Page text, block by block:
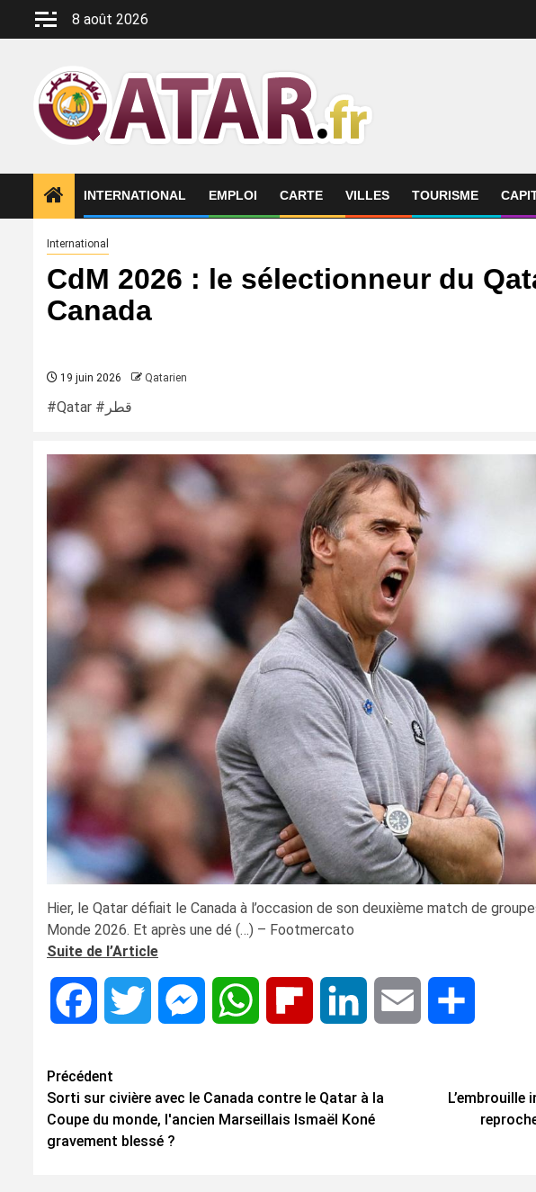
8 août 2026
INTERNATIONAL EMPLOI CARTE VILLES TOURISME
International
CdM 2026 : le sélectionneur du
Canada
19 juin 2026 Qatarien
#Qatar #قطر
Hier, le Qatar défiait le Canada à l’occasion de son deuxième match de
Monde 2026. Et après une dé (…) – Footmercato
Suite de l’Article
Facebook Twitter MessengerWhatsApp Flipboard LinkedIn Email
Navigation
d’article
Précédent
Sorti sur civière avec le Canada contre le Qatar à la
Coupe du monde, l'ancien Marseillais Ismaël Koné
gravement blessé ?
L’embrouille